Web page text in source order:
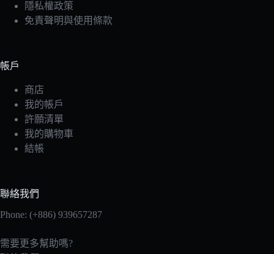
隱私權政策
免責聲明與使用條款
帳戶
商店
我的帳戶
許願清單
我的購物車
結帳
聯絡我們
Phone: (+886) 939657287
需要更多幫助嗎?